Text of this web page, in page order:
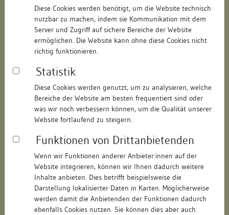
Diese Cookies werden benötigt, um die Website technisch
nutzbar zu machen, indem sie Kommunikation mit dem
Server und Zugriff auf sichere Bereiche der Website
ermöglichen. Die Website kann ohne diese Cookies nicht
richtig funktionieren.
Statistik
Diese Cookies werden genutzt, um zu analysieren, welche
Bereiche der Website am besten frequentiert sind oder
was wir noch verbessern können, um die Qualität unserer
Website fortlaufend zu steigern.
Funktionen von Drittanbietenden
Wenn wir Funktionen anderer Anbieter:innen auf der
Website integrieren, können wir Ihnen dadurch weitere
Inhalte anbieten. Dies betrifft beispielsweise die
Darstellung lokalisierter Daten in Karten. Möglicherweise
werden damit die Anbietenden der Funktionen dadurch
ebenfalls Cookies nutzen. Sie können dies aber auch
161313069192/Datum:25.09.2008
Datenbestand:
Bauforschung
Als PDF herunterladen:
Objektdaten
Straße: Friedrichstraße
Hausnummer: 23/1
Postleitzahl: 72544
Stadt-Teilort: Metzingen
Regierungsbezirk: Tübingen
Reutlingen (Landkreis)